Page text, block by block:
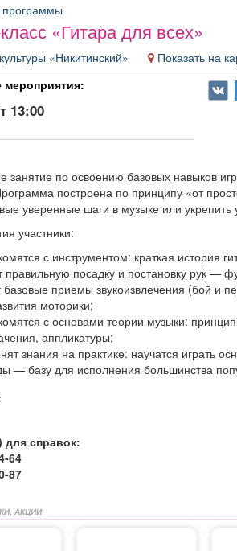
«Гитара для всех»
«Никитинский»
Показать на
мероприятия:
13:00
занятие по освоению базовых навыков
построена по принципу «от
уверенные шаги в музыке или
участники:
с инструментом: краткая история
правильную посадку и постановку рук —
базовые приемы звукоизвлечения (бой и
моторики;
с основами теории музыки:
аппликатуры;
знания на практике: научатся играть
— базу для исполнения большинства
справок:
64
87
АКЦИИ